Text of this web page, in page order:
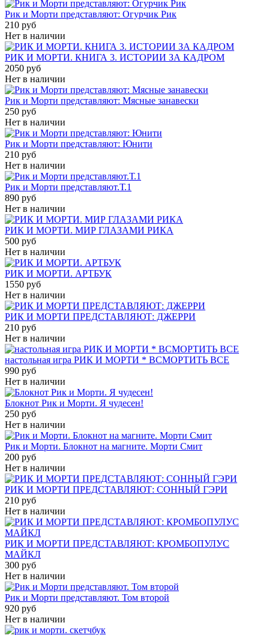
Рик и Морти представляют: Огурчик Рик
210 руб
Нет в наличии
РИК И МОРТИ. КНИГА 3. ИСТОРИИ ЗА КАДРОМ
2050 руб
Нет в наличии
Рик и Морти представляют: Мясные занавески
250 руб
Нет в наличии
Рик и Морти представляют: Юнити
210 руб
Нет в наличии
Рик и Морти представляют.Т.1
890 руб
Нет в наличии
РИК И МОРТИ. МИР ГЛАЗАМИ РИКА
500 руб
Нет в наличии
РИК И МОРТИ. АРТБУК
1550 руб
Нет в наличии
РИК И МОРТИ ПРЕДСТАВЛЯЮТ: ДЖЕРРИ
210 руб
Нет в наличии
настольная игра РИК И МОРТИ * ВСМОРТИТЬ ВСЕ
990 руб
Нет в наличии
Блокнот Рик и Морти. Я чудесен!
250 руб
Нет в наличии
Рик и Морти. Блокнот на магните. Морти Смит
200 руб
Нет в наличии
РИК И МОРТИ ПРЕДСТАВЛЯЮТ: СОННЫЙ ГЭРИ
210 руб
Нет в наличии
РИК И МОРТИ ПРЕДСТАВЛЯЮТ: КРОМБОПУЛУС
МАЙКЛ
300 руб
Нет в наличии
Рик и Морти представляют. Том второй
920 руб
Нет в наличии